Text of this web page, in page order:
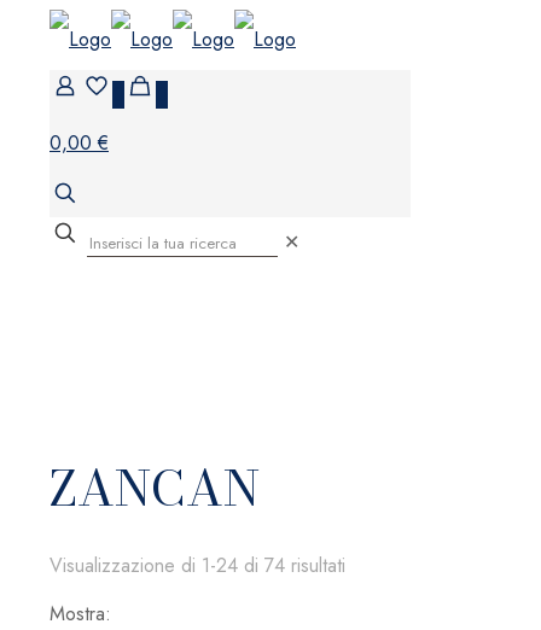
0,00 €
✕
ZANCAN
Visualizzazione di 1-24 di 74 risultati
Mostra: